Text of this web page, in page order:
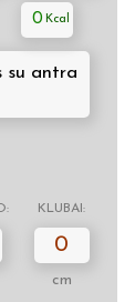
0
su antra
KLUBAI:
0
cm